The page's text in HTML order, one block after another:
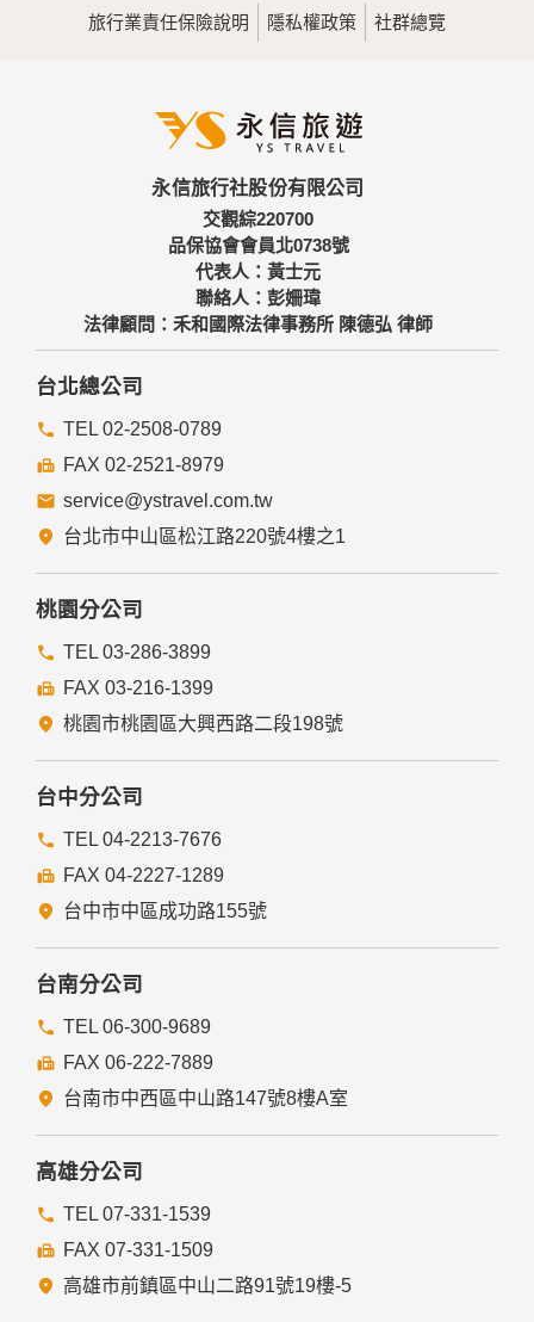
旅行業責任保險說明 隱私權政策 社群總覽
永信旅行社股份有限公司
交觀綜220700
品保協會會員北0738號
代表人：黃士元
聯絡人：彭姍瑋
法律顧問：禾和國際法律事務所 陳德弘 律師
台北總公司
TEL 02-2508-0789
FAX 02-2521-8979
service@ystravel.com.tw
台北市中山區松江路220號4樓之1
桃園分公司
TEL 03-286-3899
FAX 03-216-1399
桃園市桃園區大興西路二段198號
台中分公司
TEL 04-2213-7676
FAX 04-2227-1289
台中市中區成功路155號
台南分公司
TEL 06-300-9689
FAX 06-222-7889
台南市中西區中山路147號8樓A室
高雄分公司
TEL 07-331-1539
FAX 07-331-1509
高雄市前鎮區中山二路91號19樓-5